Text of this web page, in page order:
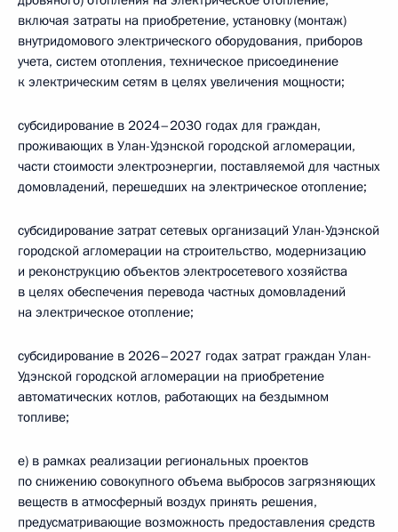
включая затраты на приобретение, установку (монтаж)
внутридомового электрического оборудования, приборов
учета, систем отопления, техническое присоединение
к электрическим сетям в целях увеличения мощности;
субсидирование в 2024–2030 годах для граждан,
проживающих в Улан-Удэнской городской агломерации,
части стоимости электроэнергии, поставляемой для частных
домовладений, перешедших на электрическое отопление;
субсидирование затрат сетевых организаций Улан-Удэнской
городской агломерации на строительство, модернизацию
и реконструкцию объектов электросетевого хозяйства
в целях обеспечения перевода частных домовладений
на электрическое отопление;
субсидирование в 2026–2027 годах затрат граждан Улан-
Удэнской городской агломерации на приобретение
автоматических котлов, работающих на бездымном
топливе;
е) в рамках реализации региональных проектов
по снижению совокупного объема выбросов загрязняющих
веществ в атмосферный воздух принять решения,
предусматривающие возможность предоставления средств